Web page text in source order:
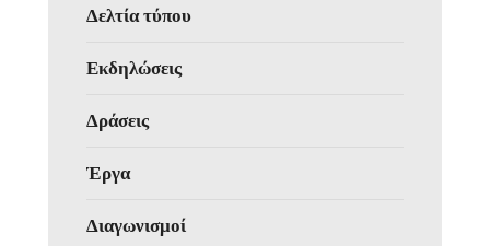
Δελτία τύπου
Εκδηλώσεις
Δράσεις
Έργα
Διαγωνισμοί